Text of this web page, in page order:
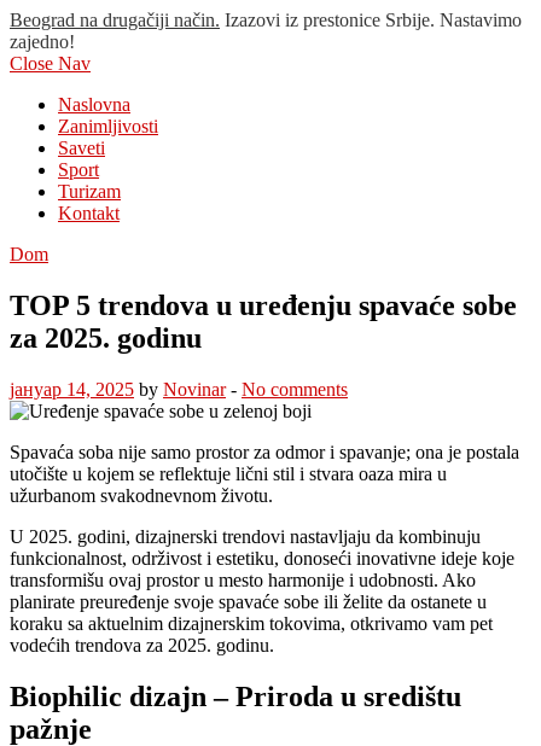
Beograd na drugačiji način. Izazovi iz prestonice Srbije. Nastavimo
zajedno!
Close Nav
Naslovna
Zanimljivosti
Saveti
Sport
Turizam
Kontakt
Dom
TOP 5 trendova u uređenju spavaće sobe
za 2025. godinu
јануар 14, 2025 by Novinar- No comments
Spavaća soba nije samo prostor za odmor i spavanje; ona je postala
utočište u kojem se reflektuje lični stil i stvara oaza mira u
užurbanom svakodnevnom životu.
U 2025. godini, dizajnerski trendovi nastavljaju da kombinuju
funkcionalnost, održivost i estetiku, donoseći inovativne ideje koje
transformišu ovaj prostor u mesto harmonije i udobnosti. Ako
planirate preuređenje svoje spavaće sobe ili želite da ostanete u
koraku sa aktuelnim dizajnerskim tokovima, otkrivamo vam pet
vodećih trendova za 2025. godinu.
Biophilic dizajn – Priroda u središtu
pažnje